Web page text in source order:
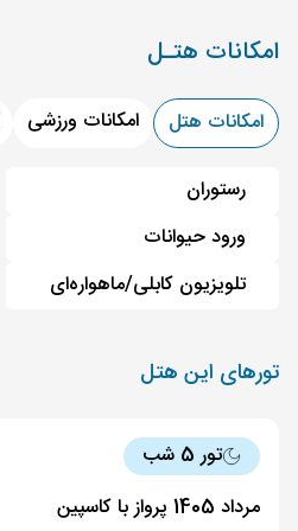
امکانات هتـل
امکانات هتل امکانات ورزشی
رستوران
ورود حیوانات
تلویزیون کابلی/ماهواره‌ای
تورهای این هتل
تور 5 شب
مرداد 1405 پرواز با کاسپین